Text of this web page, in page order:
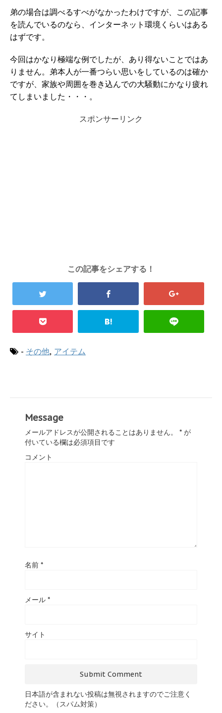
弟の場合は調べるすべがなかったわけですが、この記事
を読んでいるのなら、インターネット環境くらいはある
はずです。
今回はかなり極端な例でしたが、あり得ないことではあ
りません。弟本人が一番つらい思いをしているのは確か
ですが、家族や周囲を巻き込んでの大騒動にかなり疲れ
てしまいました・・・。
スポンサーリンク
この記事をシェアする！
- その他, アイテム
Message
メールアドレスが公開されることはありません。 * が
付いている欄は必須項目です
コメント
名前 *
メール *
サイト
日本語が含まれない投稿は無視されますのでご注意く
ださい。（スパム対策）